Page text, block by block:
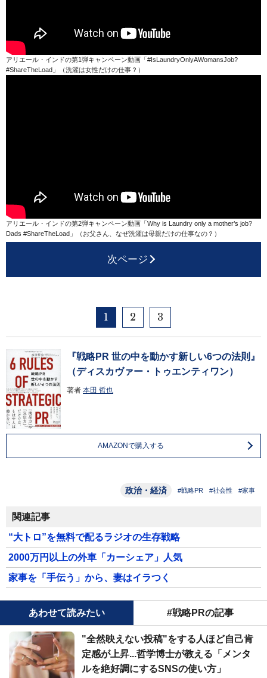
アリエール・インドの第1弾キャンペーン動画「#IsLaundryOnlyAWomansJob?
#ShareTheLoad」（洗濯は女性だけの仕事？）
アリエール・インドの第2弾キャンペーン動画「Why is Laundry only a mother’s job?
Dads #ShareTheLoad」（お父さん、なぜ洗濯は母親だけの仕事なの？）
次ページ
1 2 3
『戦略PR 世の中を動かす新しい6つの法則』
（ディスカヴァー・トゥエンティワン）
著者 本田 哲也
AMAZONで購入する
政治・経済 #戦略PR #社会性 #家事
関連記事
“大トロ”を無料で配るラジオの生存戦略
2000万円以上の外車「カーシェア」人気
家事を「手伝う」から、妻はイラつく
あわせて読みたい #戦略PRの記事
"全然映えない投稿"をする人ほど自己肯
定感が上昇...哲学博士が教える「メンタ
ルを絶好調にするSNSの使い方」